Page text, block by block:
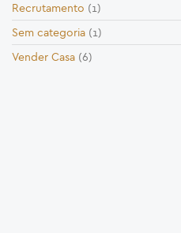
Recrutamento (1)
Sem categoria (1)
Vender Casa (6)